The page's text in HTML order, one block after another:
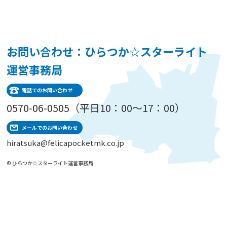
お問い合わせ：ひらつか☆スターライト
運営事務局
電話でのお問い合わせ
0570-06-0505（平日10：00～17：00）
メールでのお問い合わせ
hiratsuka@felicapocketmk.co.jp
© ひらつか☆スターライト運営事務局